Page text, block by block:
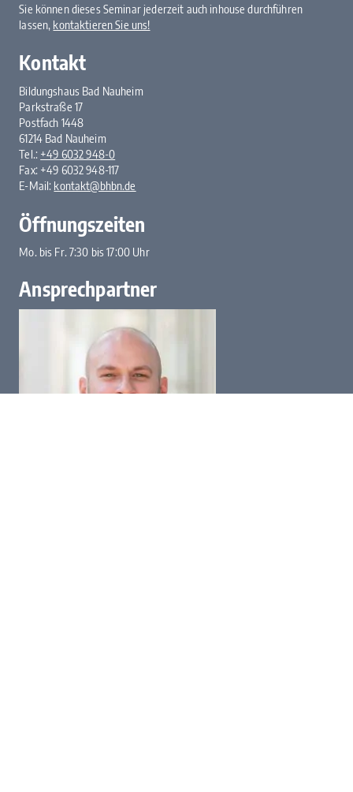
Sie können dieses Seminar jederzeit auch inhouse durchführen
lassen, kontaktieren Sie uns!
Kontakt
Bildungshaus Bad Nauheim
Parkstraße 17
Postfach 1448
61214 Bad Nauheim
Tel.: +49 6032 948-0
Fax: +49 6032 948-117
E-Mail: kontakt@bhbn.de
Öffnungszeiten
Mo. bis Fr. 7:30 bis 17:00 Uhr
Ansprechpartner